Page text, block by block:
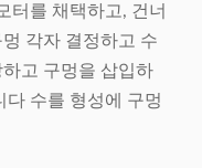
터를 채택하고, 건너
각자 결정하고 수
고 구멍을 삽입하
다 수를 형성에 구멍